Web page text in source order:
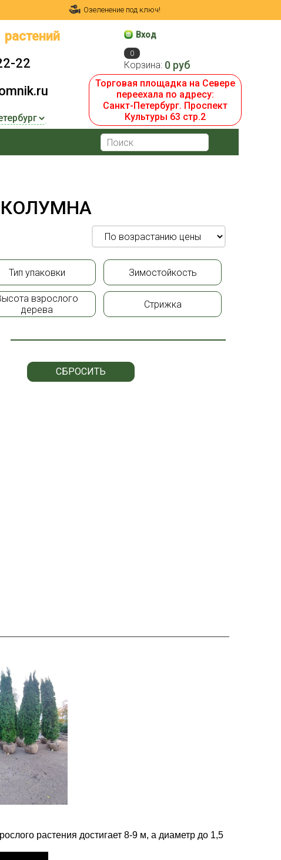
Озеленение под ключ!
22
Вход
0
Корзина: 0 руб
Торговая площадка на Севере
переехала по адресу:
Санкт-Петербург. Проспект
Культуры 63 стр.2
Тип упаковки Зимостойкость
взрослого
дерева
Стрижка
СБРОСИТЬ
растения достигает 8-9 м, а диаметр до 1,5